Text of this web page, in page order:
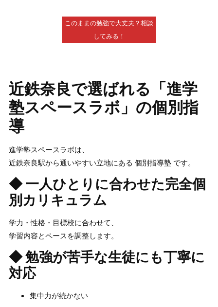
このままの勉強で大丈夫？相談
してみる！
近鉄奈良で選ばれる「進学
塾スペースラボ」の個別指
導
進学塾スペースラボは、
近鉄奈良駅から通いやすい立地にある 個別指導塾です。
◆ 一人ひとりに合わせた完全個
別カリキュラム
学力・性格・目標校に合わせて、
学習内容とペースを調整します。
◆ 勉強が苦手な生徒にも丁寧に
対応
集中力が続かない